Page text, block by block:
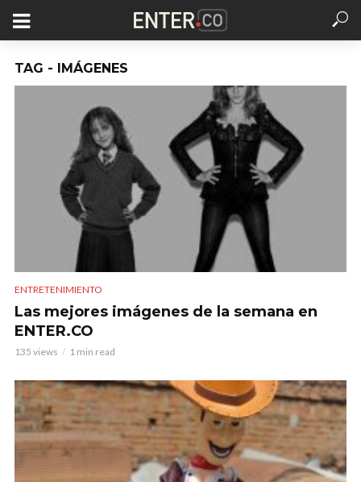
TAG - IMÁGENES
ENTRETENIMIENTO
Las mejores imágenes de la semana en
ENTER.CO
135 views 1 min read